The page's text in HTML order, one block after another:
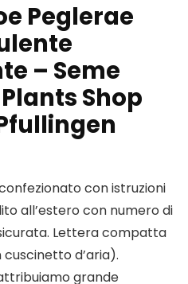
Peglerae
– Seme
Shop
con istruzioni
all’estero con numero di
Lettera compatta
d’aria).
grande